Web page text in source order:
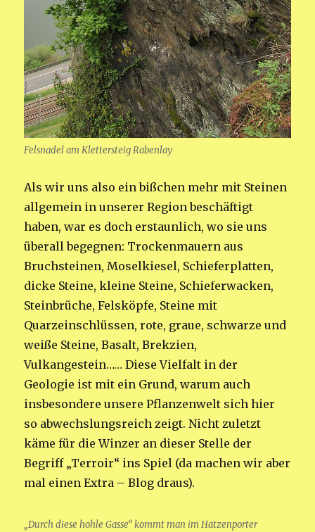
Felsnadel am Klettersteig Rabenlay
Als wir uns also ein bißchen mehr mit Steinen
allgemein in unserer Region beschäftigt
haben, war es doch erstaunlich, wo sie uns
überall begegnen: Trockenmauern aus
Bruchsteinen, Moselkiesel, Schieferplatten,
dicke Steine, kleine Steine, Schieferwacken,
Steinbrüche, Felsköpfe, Steine mit
Quarzeinschlüssen, rote, graue, schwarze und
weiße Steine, Basalt, Brekzien,
Vulkangestein…… Diese Vielfalt in der
Geologie ist mit ein Grund, warum auch
insbesondere unsere Pflanzenwelt sich hier
so abwechslungsreich zeigt. Nicht zuletzt
käme für die Winzer an dieser Stelle der
Begriff „Terroir“ ins Spiel (da machen wir aber
mal einen Extra – Blog draus).
„Durch diese hohle Gasse“ kommt man im Hatzenporter